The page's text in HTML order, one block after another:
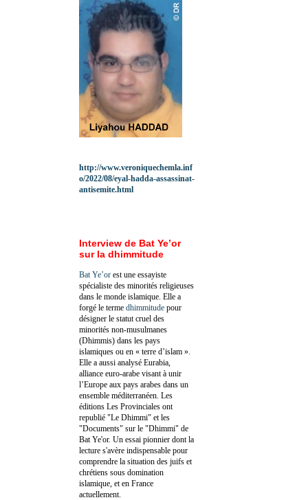
http://www.veroniquechemla.inf
o/2022/08/eyal-hadda-assassinat-
antisemite.html
Interview de Bat Ye’or
sur la dhimmitude
Bat Ye’or est une essayiste
spécialiste des minorités religieuses
dans le monde islamique. Elle a
forgé le terme dhimmitude pour
désigner le statut cruel des
minorités non-musulmanes
(Dhimmis) dans les pays
islamiques ou en « terre d’islam ».
Elle a aussi analysé Eurabia,
alliance euro-arabe visant à unir
l’Europe aux pays arabes dans un
ensemble méditerranéen. Les
éditions Les Provinciales ont
republié "Le Dhimmi" et les
"Documents" sur le "Dhimmi" de
Bat Ye'or. Un essai pionnier dont la
lecture s'avère indispensable pour
comprendre la situation des juifs et
chrétiens sous domination
islamique, et en France
actuellement.